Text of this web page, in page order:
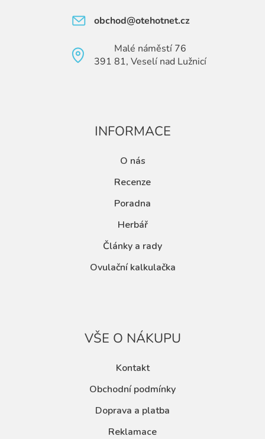
obchod@otehotnet.cz
Malé náměstí 76
391 81, Veselí nad Lužnicí
INFORMACE
O nás
Recenze
Poradna
Herbář
Články a rady
Ovulační kalkulačka
VŠE O NÁKUPU
Kontakt
Obchodní podmínky
Doprava a platba
Reklamace